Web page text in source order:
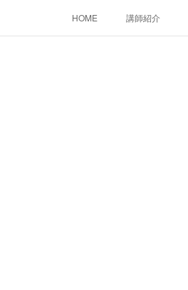
HOME 講師紹介